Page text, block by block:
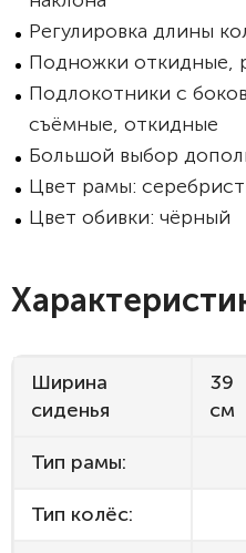
Регулировка длины
Подножки откидные,
Подлокотники с
съёмные, откидные
Большой выбор
Цвет рамы:
Цвет обивки: чёрный
Ширина
сиденья
39
см
Тип рамы:
Тип колёс: